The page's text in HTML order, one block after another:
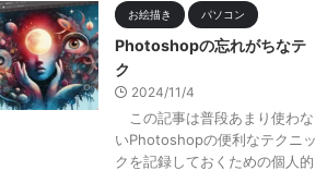
お絵描き パソコン
Photoshopの忘れがちなテ
ク
2024/11/4
この記事は普段あまり使わな
いPhotoshopの便利なテクニッ
クを記録しておくための個人的